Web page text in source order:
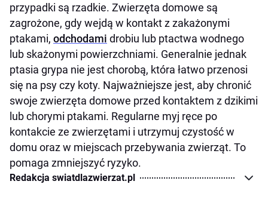
przypadki są rzadkie. Zwierzęta domowe są
zagrożone, gdy wejdą w kontakt z zakażonymi
ptakami, odchodami drobiu lub ptactwa wodnego
lub skażonymi powierzchniami. Generalnie jednak
ptasia grypa nie jest chorobą, która łatwo przenosi
się na psy czy koty. Najważniejsze jest, aby chronić
swoje zwierzęta domowe przed kontaktem z dzikimi
lub chorymi ptakami. Regularne myj ręce po
kontakcie ze zwierzętami i utrzymuj czystość w
domu oraz w miejscach przebywania zwierząt. To
pomaga zmniejszyć ryzyko.
Redakcja swiatdlazwierzat.pl